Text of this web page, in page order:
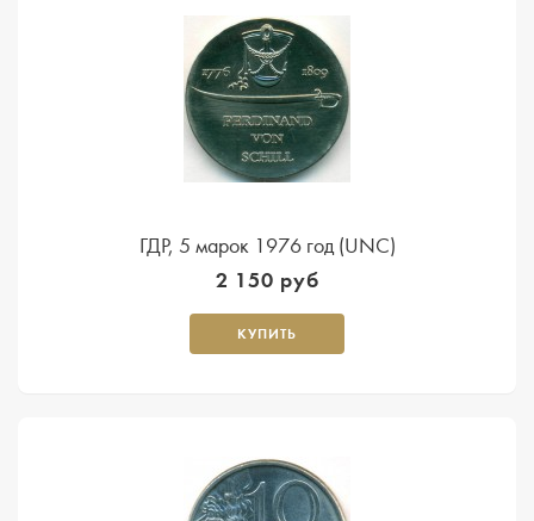
ГДР, 5 марок 1976 год (UNC)
2 150 руб
КУПИТЬ